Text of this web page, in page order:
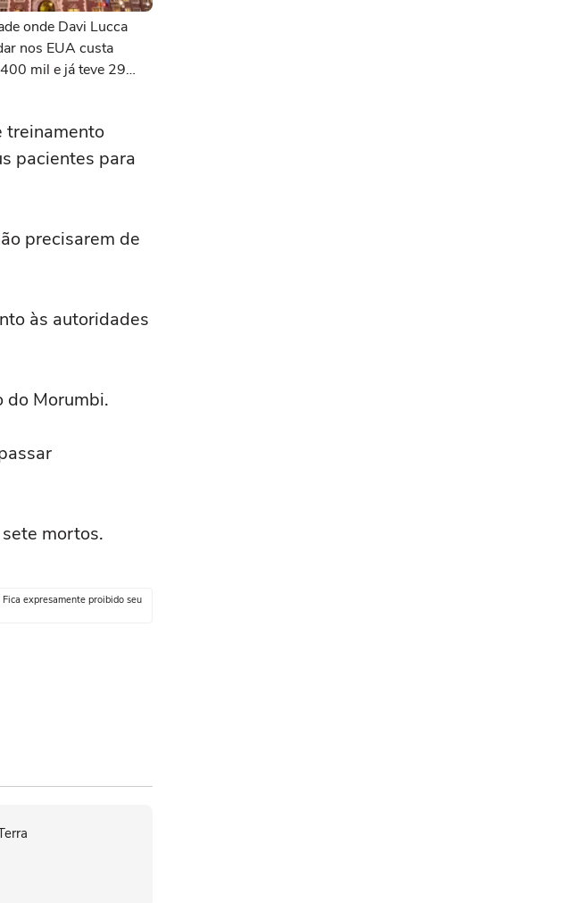
onde Davi Lucca
nos EUA custa
mil e já teve 29
treinamento
pacientes para
precisarem de
às autoridades
do Morumbi.
mortos.
expresamente proibido seu